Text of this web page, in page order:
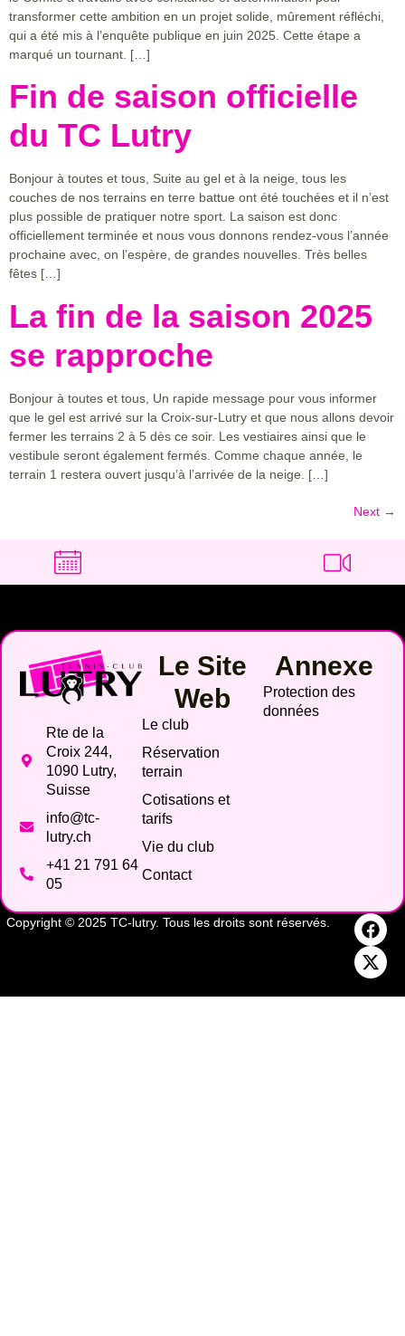
transformer cette ambition en un projet solide, mûrement réfléchi,
qui a été mis à l’enquête publique en juin 2025. Cette étape a
marqué un tournant. […]
Fin de saison officielle
du TC Lutry
Bonjour à toutes et tous, Suite au gel et à la neige, tous les
couches de nos terrains en terre battue ont été touchées et il n’est
plus possible de pratiquer notre sport. La saison est donc
officiellement terminée et nous vous donnons rendez-vous l’année
prochaine avec, on l’espère, de grandes nouvelles. Très belles
fêtes […]
La fin de la saison 2025
se rapproche
Bonjour à toutes et tous, Un rapide message pour vous informer
que le gel est arrivé sur la Croix-sur-Lutry et que nous allons devoir
fermer les terrains 2 à 5 dès ce soir. Les vestiaires ainsi que le
vestibule seront également fermés. Comme chaque année, le
terrain 1 restera ouvert jusqu’à l’arrivée de la neige. […]
Next →
Rte de la
Croix 244,
1090 Lutry,
Suisse
info@tc-
lutry.ch
+41 21 791 64
05
Le Site
Web
Le club
Réservation
terrain
Cotisations et
tarifs
Vie du club
Contact
Annexe
Protection des
données
Copyright © 2025 TC-lutry. Tous les droits sont réservés.